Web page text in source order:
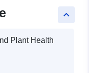
keyboard_arrow_up
Plant Health